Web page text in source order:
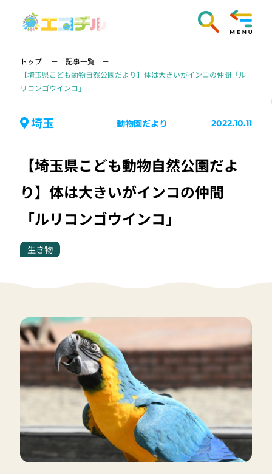
トップ
記事一覧
【埼玉県こども動物自然公園だより】体は大きいがインコの仲間「ル
リコンゴウインコ」
埼玉 動物園だより 2022.10.11
【埼玉県こども動物自然公園だよ
り】体は大きいがインコの仲間
「ルリコンゴウインコ」
生き物